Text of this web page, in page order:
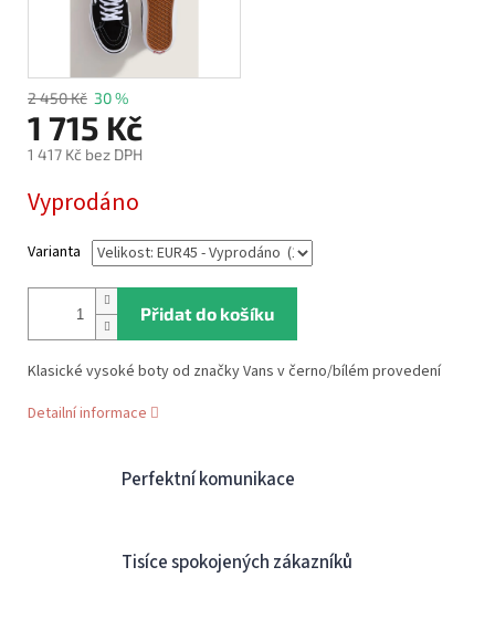
2 450 Kč 30 %
1 715 Kč
1 417 Kč bez DPH
cena:
Vyprodáno
Varianta
Přidat do košíku
Klasické vysoké boty od značky Vans v černo/bílém provedení
Detailní informace
Perfektní komunikace
Tisíce spokojených zákazníků